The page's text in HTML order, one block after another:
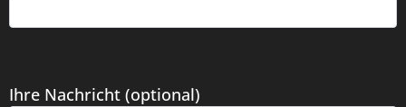
Ihre Nachricht (optional)